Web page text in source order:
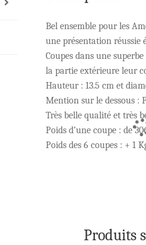
Bel ensemble pour les
une présentation réussie
Coupes dans une
la partie extérieure leur
Hauteur : 13.5 cm et
Mention sur le dessous :
Très belle qualité et très
Poids d’une coupe : de
Poids des 6 coupes : + 1
Produits